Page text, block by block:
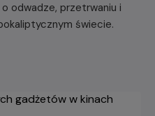
odwadze, przetrwaniu i
świecie.